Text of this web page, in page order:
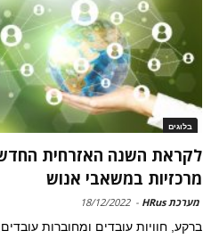
בלוגים
מרכזיות במשאבי אנוש
מערכת HRus -
18/12/2022
ברקע, חוויות עובדים ומחוברות